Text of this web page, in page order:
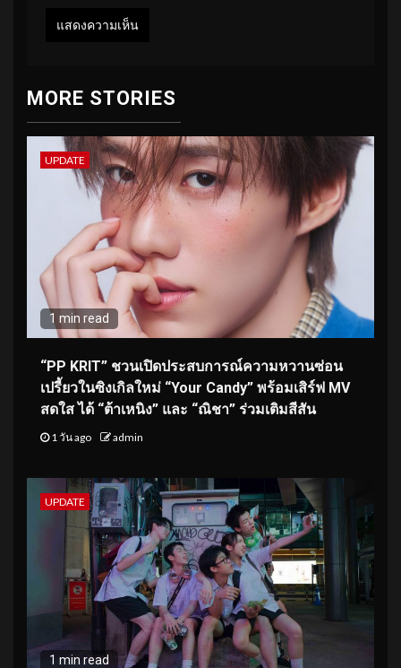
MORE STORIES
UPDATE
1 min read
“PP KRIT” ชวนเปิดประสบการณ์ความหวานซ่อน
เปรี้ยวในซิงเกิลใหม่ “Your Candy” พร้อมเสิร์ฟ MV
สดใส ได้ “ต้าเหนิง” และ “ณิชา” ร่วมเติมสีสัน
1 วัน ago admin
UPDATE
1 min read